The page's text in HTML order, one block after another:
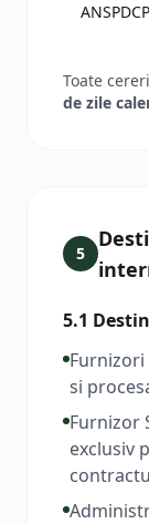
ANSPDCP
Toate
de zile
5
5.1
Furnizori
si
Furnizor
exclusiv